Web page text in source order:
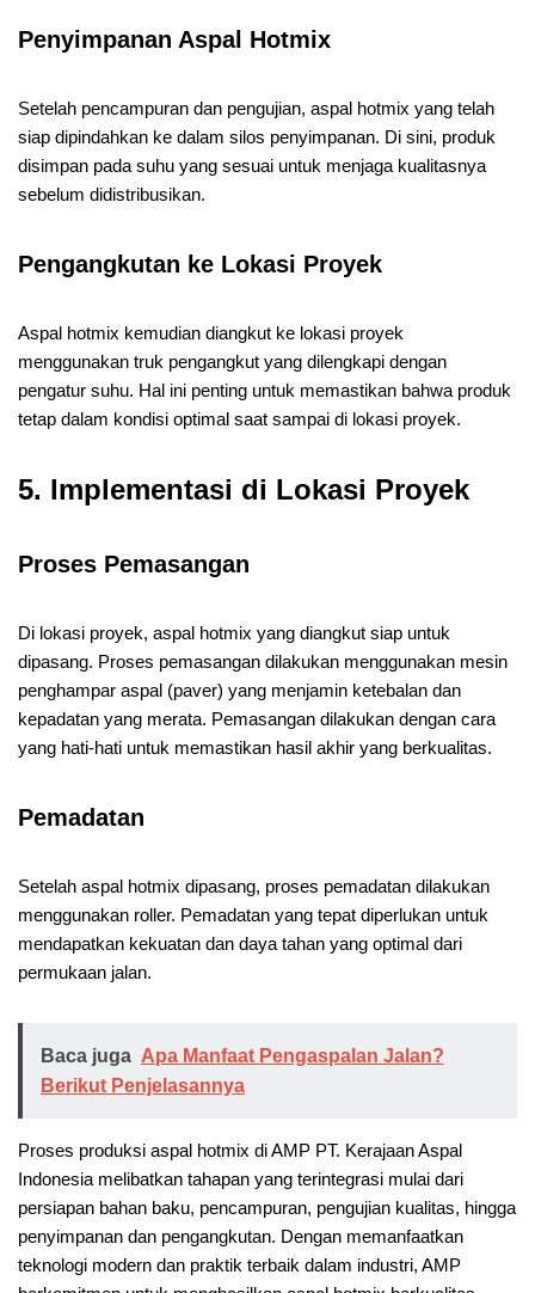
Penyimpanan Aspal Hotmix
Setelah pencampuran dan pengujian, aspal hotmix yang telah
siap dipindahkan ke dalam silos penyimpanan. Di sini, produk
disimpan pada suhu yang sesuai untuk menjaga kualitasnya
sebelum didistribusikan.
Pengangkutan ke Lokasi Proyek
Aspal hotmix kemudian diangkut ke lokasi proyek
menggunakan truk pengangkut yang dilengkapi dengan
pengatur suhu. Hal ini penting untuk memastikan bahwa produk
tetap dalam kondisi optimal saat sampai di lokasi proyek.
5. Implementasi di Lokasi Proyek
Proses Pemasangan
Di lokasi proyek, aspal hotmix yang diangkut siap untuk
dipasang. Proses pemasangan dilakukan menggunakan mesin
penghampar aspal (paver) yang menjamin ketebalan dan
kepadatan yang merata. Pemasangan dilakukan dengan cara
yang hati-hati untuk memastikan hasil akhir yang berkualitas.
Pemadatan
Setelah aspal hotmix dipasang, proses pemadatan dilakukan
menggunakan roller. Pemadatan yang tepat diperlukan untuk
mendapatkan kekuatan dan daya tahan yang optimal dari
permukaan jalan.
Baca juga Apa Manfaat Pengaspalan Jalan?
Berikut Penjelasannya
Proses produksi aspal hotmix di AMP PT. Kerajaan Aspal
Indonesia melibatkan tahapan yang terintegrasi mulai dari
persiapan bahan baku, pencampuran, pengujian kualitas, hingga
penyimpanan dan pengangkutan. Dengan memanfaatkan
teknologi modern dan praktik terbaik dalam industri, AMP